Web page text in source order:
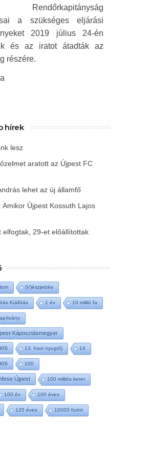
Rendőrkapitányság
a szükséges eljárási
2019 július 24-én
és az iratot átadták az
részére.
hírek
lesz
aratott az Újpest FC
lehet az új államfő
Amikor Újpest Kossuth Lajos
elfogtak, 29-et előállítottak
(V)észjelzés
Kiállítás 1 év 10 millió fa
Káposztásmegyer
13. havi nyugdíj 14
100
Újpest 100 milliós keret
100 év 100 éves
135 éves 10000 forint